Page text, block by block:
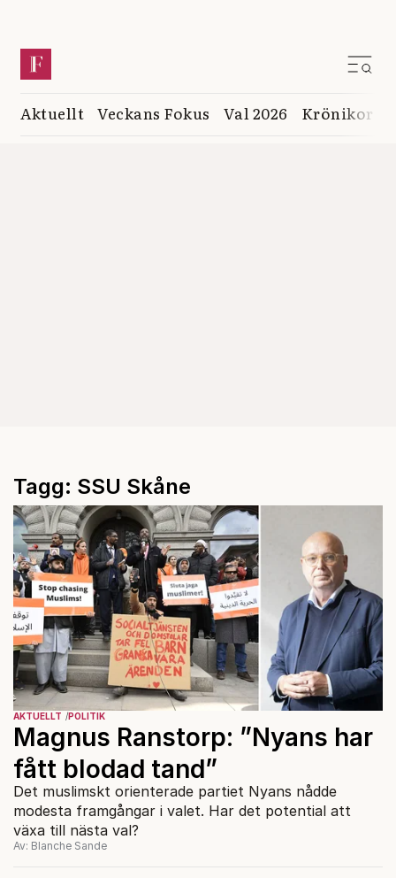
Aktuellt Veckans Fokus Val 2026 Krönikor
Tagg: SSU Skåne
AKTUELLT POLITIK
Magnus Ranstorp: ”Nyans har
fått blodad tand”
Det muslimskt orienterade partiet Nyans nådde
modesta framgångar i valet. Har det potential att
växa till nästa val?
Av: Blanche Sande